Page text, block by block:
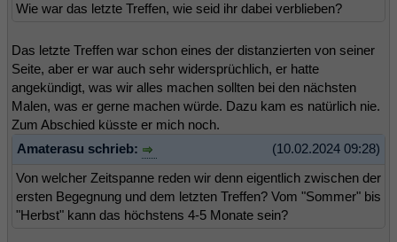
Wie war das letzte Treffen, wie seid ihr dabei verblieben?
Das letzte Treffen war schon eines der distanzierten von seiner
Seite, aber er war auch sehr widersprüchlich, er hatte
angekündigt, was wir alles machen sollten bei den nächsten
Malen, was er gerne machen würde. Dazu kam es natürlich nie.
Zum Abschied küsste er mich noch.
(10.02.2024 09:28)
Amaterasu schrieb:
Von welcher Zeitspanne reden wir denn eigentlich zwischen der
ersten Begegnung und dem letzten Treffen? Vom "Sommer" bis
"Herbst" kann das höchstens 4-5 Monate sein?